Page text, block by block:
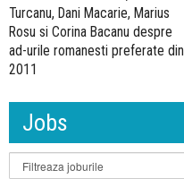
Turcanu, Dani Macarie, Marius
Rosu si Corina Bacanu despre
ad-urile romanesti preferate din
2011
Jobs